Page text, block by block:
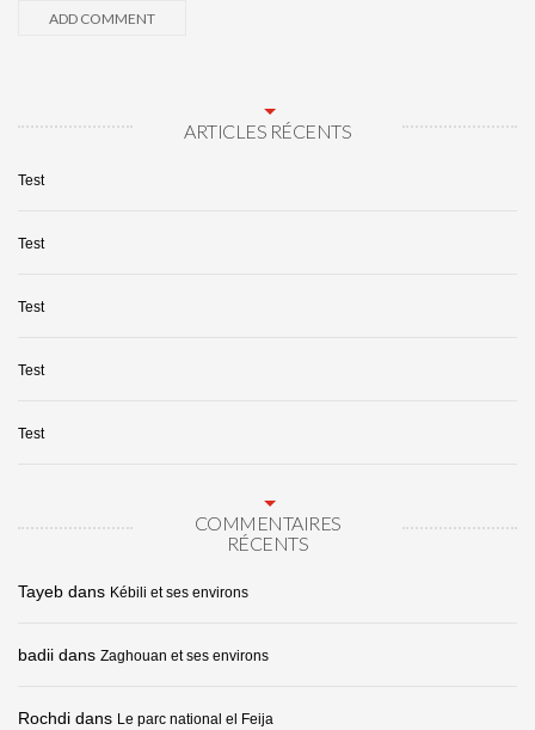
ARTICLES RÉCENTS
Test
Test
Test
Test
Test
COMMENTAIRES
RÉCENTS
Tayeb dans Kébili et ses environs
badii dans Zaghouan et ses environs
Rochdi dans Le parc national el Feija